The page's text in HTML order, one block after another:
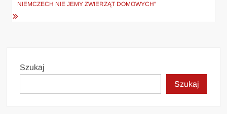
NIEMCZECH NIE JEMY ZWIERZĄT DOMOWYCH”
Szukaj
Szukaj